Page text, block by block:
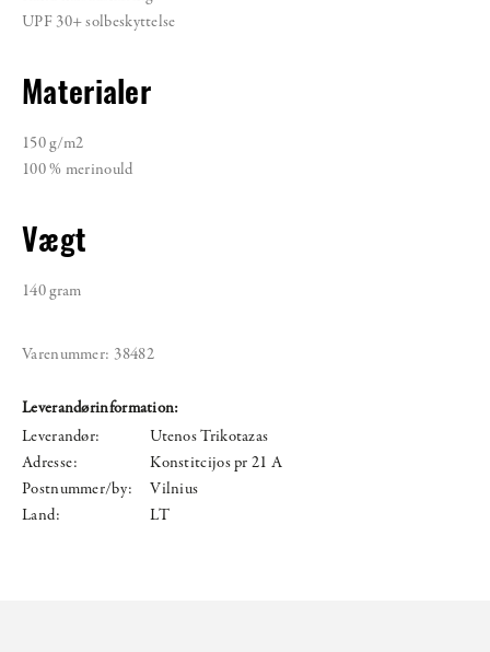
UPF 30+ solbeskyttelse
Materialer
150 g/m2
100 % merinould
Vægt
140 gram
Varenummer: 38482
Leverandørinformation:
Leverandør:
Utenos Trikotazas
Adresse:
Konstitcijos pr 21 A
Postnummer/by:
Vilnius
Land:
LT